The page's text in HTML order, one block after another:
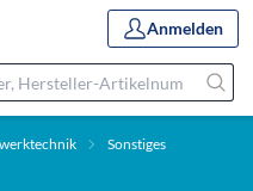
Anmelden
Sonstiges